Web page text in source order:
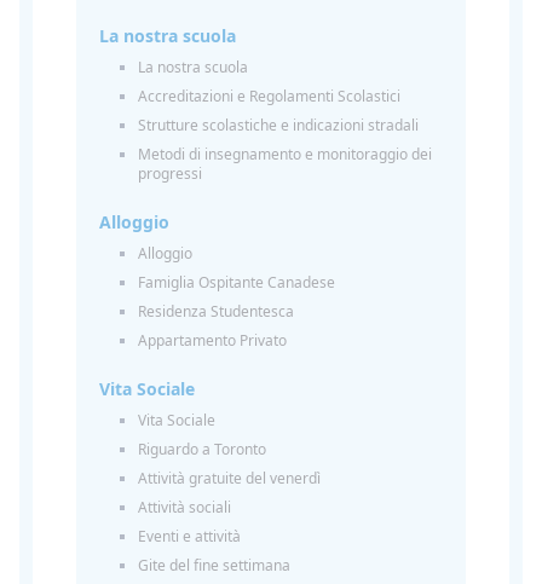
La nostra scuola
La nostra scuola
Accreditazioni e Regolamenti Scolastici
Strutture scolastiche e indicazioni stradali
Metodi di insegnamento e monitoraggio dei
progressi
Alloggio
Alloggio
Famiglia Ospitante Canadese
Residenza Studentesca
Appartamento Privato
Vita Sociale
Vita Sociale
Riguardo a Toronto
Attività gratuite del venerdì
Attività sociali
Eventi e attività
Gite del fine settimana